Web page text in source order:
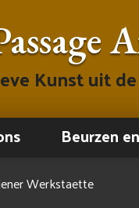
Kunst uit
Beurzen
Werkstaette